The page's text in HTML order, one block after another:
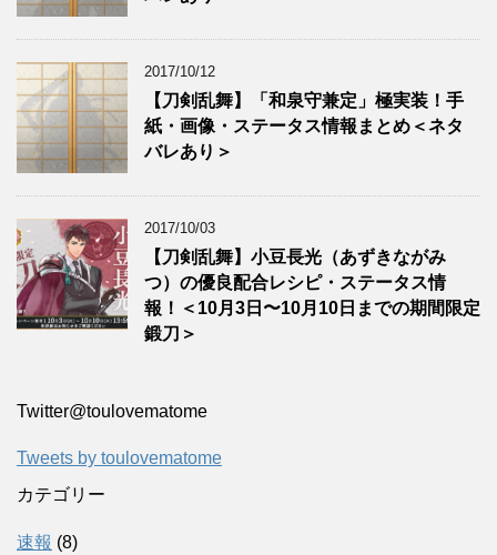
2017/10/12
【刀剣乱舞】「和泉守兼定」極実装！手
紙・画像・ステータス情報まとめ＜ネタ
バレあり＞
2017/10/03
【刀剣乱舞】小豆長光（あずきながみ
つ）の優良配合レシピ・ステータス情
報！＜10月3日〜10月10日までの期間限定
鍛刀＞
Twitter‎@toulovematome
Tweets by toulovematome
カテゴリー
速報 (8)